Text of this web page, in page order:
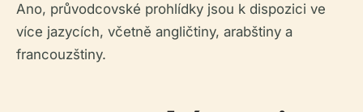
Ano, průvodcovské prohlídky jsou k dispozici ve
více jazycích, včetně angličtiny, arabštiny a
francouzštiny.